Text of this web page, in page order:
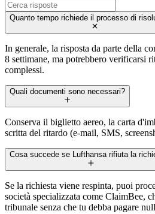
Quanto tempo richiede il processo di
In generale, la risposta da parte della
8 settimane, ma potrebbero verificarsi
complessi.
Quali documenti sono necessari?
Conserva il biglietto aereo, la carta
scritta del ritardo (e-mail, SMS,
Cosa succede se Lufthansa rifiuta la
Se la richiesta viene respinta, puoi
società specializzata come ClaimBee,
tribunale senza che tu debba pagare